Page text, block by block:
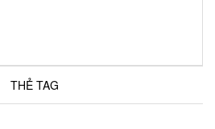
THẺ TAG